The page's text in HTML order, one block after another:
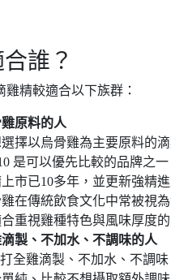
誰？
雞精較適合以下族群：
原料的人
擇以烏骨雞為主要原料的
是可以優先比較的品牌之一
市已10多年，並更新強精
在傳統飲食文化中常被視
重視雞種特色與風味厚度的
製、不加水、不調味的人
全雞滴製、不加水、不調